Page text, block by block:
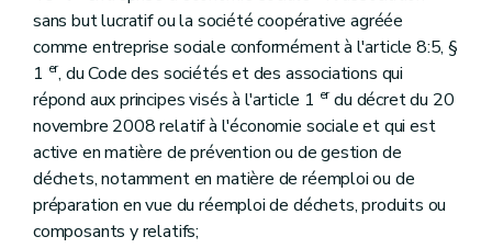
sans but lucratif ou la société coopérative agréée
comme entreprise sociale conformément à l'article 8:5, §
1 er, du Code des sociétés et des associations qui
répond aux principes visés à l'article 1 erdu décret du 20
novembre 2008 relatif à l'économie sociale et qui est
active en matière de prévention ou de gestion de
déchets, notamment en matière de réemploi ou de
préparation en vue du réemploi de déchets, produits ou
composants y relatifs;